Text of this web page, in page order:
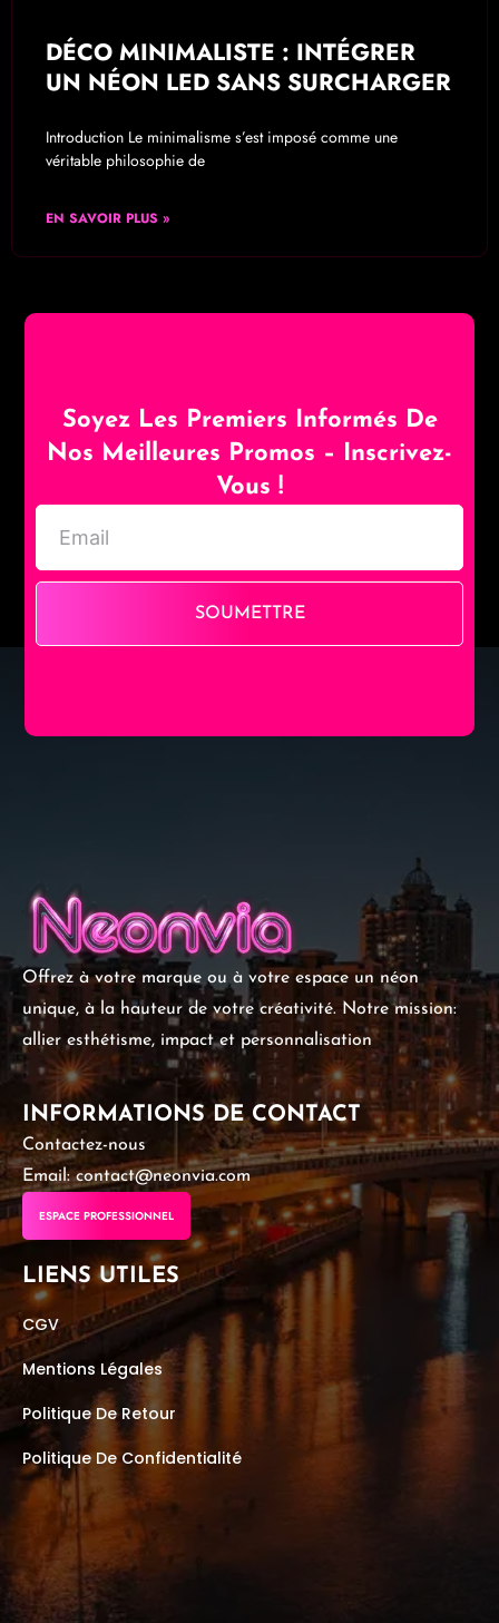
DÉCO MINIMALISTE : INTÉGRER
UN NÉON LED SANS SURCHARGER
Introduction Le minimalisme s’est imposé comme une
véritable philosophie de
EN SAVOIR PLUS »
Soyez Les Premiers Informés De
Nos Meilleures Promos – Inscrivez-
Vous !
SOUMETTRE
Offrez à votre marque ou à votre espace un néon
unique, à la hauteur de votre créativité. Notre mission:
allier esthétisme, impact et personnalisation
INFORMATIONS DE CONTACT
Contactez-nous
Email: contact@neonvia.com
ESPACE PROFESSIONNEL
LIENS UTILES
CGV
Mentions Légales
Politique De Retour
Politique De Confidentialité